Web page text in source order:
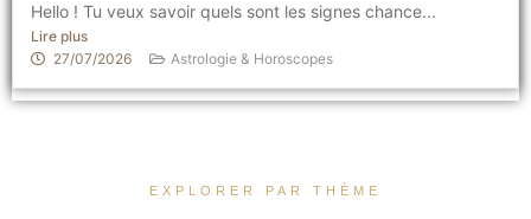
Hello ! Tu veux savoir quels sont les signes chance...
Lire plus
27/07/2026
Astrologie & Horoscopes
EXPLORER PAR THÈME